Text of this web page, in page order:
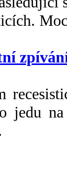
jedu